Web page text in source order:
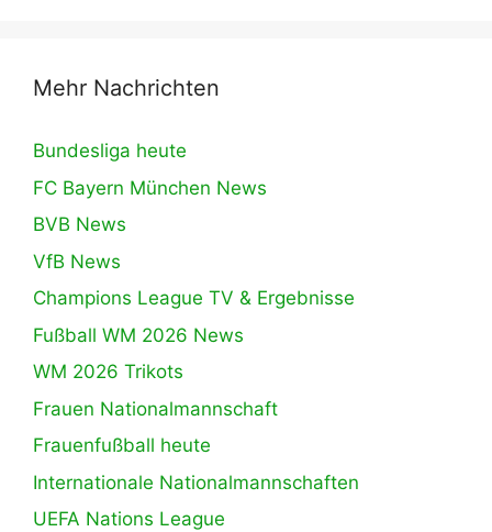
Mehr Nachrichten
Bundesliga heute
FC Bayern München News
BVB News
VfB News
Champions League TV & Ergebnisse
Fußball WM 2026 News
WM 2026 Trikots
Frauen Nationalmannschaft
Frauenfußball heute
Internationale Nationalmannschaften
UEFA Nations League